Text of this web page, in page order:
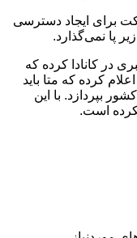
برای ایجاد دسترسی
پا نمی‌گذارد.
در کانادا کرده که
کرده که متا باید
کشور بپردازد. با این
است.